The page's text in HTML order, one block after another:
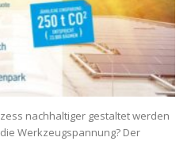
nachhaltiger gestaltet werden
Werkzeugspannung? Der